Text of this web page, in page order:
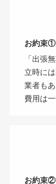
お約束①
「出張
立時に
業者も
費用は
お約束②